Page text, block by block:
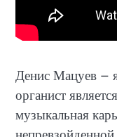
Денис Мацуев –
органист
музыкальная